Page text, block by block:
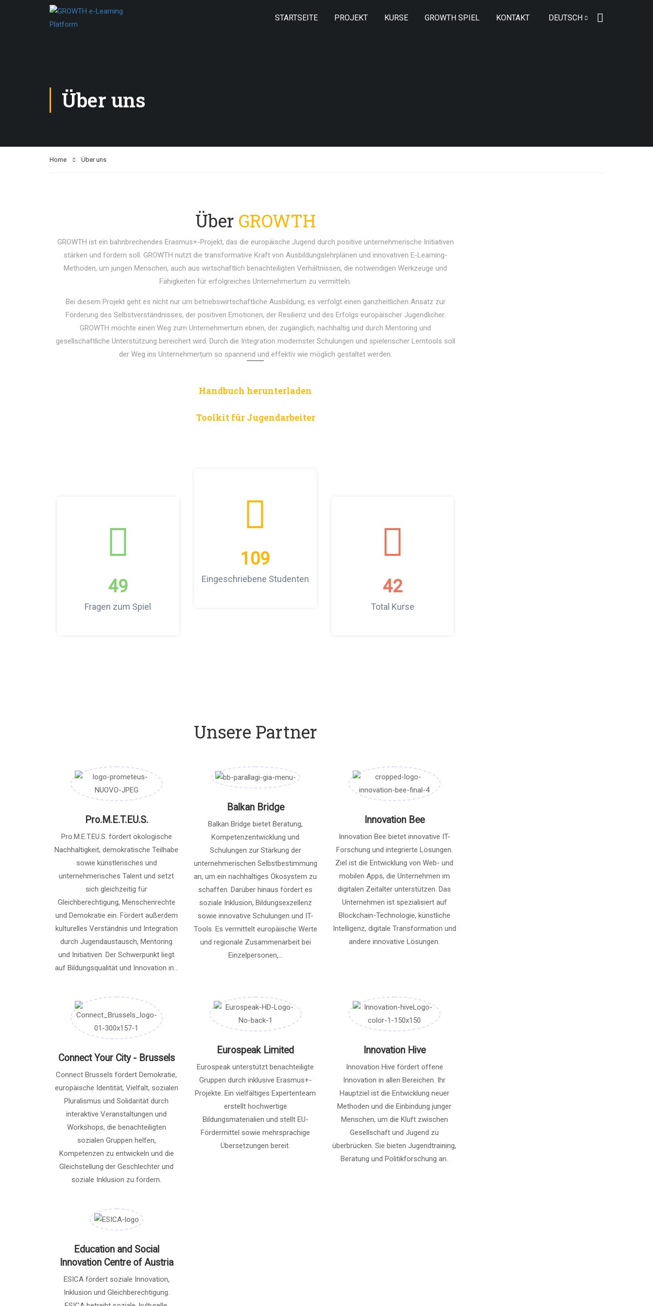
STARTSEITE PROJEKT KURSE GROWTH SPIEL KONTAKT DEUTSCH
Über uns
Home Über uns
Über GROWTH
GROWTH ist ein bahnbrechendes Erasmus+-Projekt, das die europäische Jugend durch positive unternehmerische Initiativen
stärken und fördern soll. GROWTH nutzt die transformative Kraft von Ausbildungslehrplänen und innovativen E-Learning-
Methoden, um jungen Menschen, auch aus wirtschaftlich benachteiligten Verhältnissen, die notwendigen Werkzeuge und
Fähigkeiten für erfolgreiches Unternehmertum zu vermitteln.
Bei diesem Projekt geht es nicht nur um betriebswirtschaftliche Ausbildung; es verfolgt einen ganzheitlichen Ansatz zur
Förderung des Selbstverständnisses, der positiven Emotionen, der Resilienz und des Erfolgs europäischer Jugendlicher.
GROWTH möchte einen Weg zum Unternehmertum ebnen, der zugänglich, nachhaltig und durch Mentoring und
gesellschaftliche Unterstützung bereichert wird. Durch die Integration modernster Schulungen und spielerischer Lerntools soll
der Weg ins Unternehmertum so spannend und effektiv wie möglich gestaltet werden.
Handbuch herunterladen
Toolkit für Jugendarbeiter
49
Fragen zum Spiel
109
Eingeschriebene Studenten 42
Total Kurse
Unsere Partner
Pro.M.E.T.EU.S.
Pro.M.E.T.EU.S. fördert ökologische
Nachhaltigkeit, demokratische Teilhabe
sowie künstlerisches und
unternehmerisches Talent und setzt
sich gleichzeitig für
Gleichberechtigung, Menschenrechte
und Demokratie ein. Fördert außerdem
kulturelles Verständnis und Integration
durch Jugendaustausch, Mentoring
und Initiativen. Der Schwerpunkt liegt
auf Bildungsqualität und Innovation in...
Balkan Bridge
Balkan Bridge bietet Beratung,
Kompetenzentwicklung und
Schulungen zur Stärkung der
unternehmerischen Selbstbestimmung
an, um ein nachhaltiges Ökosystem zu
schaffen. Darüber hinaus fördert es
soziale Inklusion, Bildungsexzellenz
sowie innovative Schulungen und IT-
Tools. Es vermittelt europäische Werte
und regionale Zusammenarbeit bei
Einzelpersonen,...
Innovation Bee
Innovation Bee bietet innovative IT-
Forschung und integrierte Lösungen.
Ziel ist die Entwicklung von Web- und
mobilen Apps, die Unternehmen im
digitalen Zeitalter unterstützen. Das
Unternehmen ist spezialisiert auf
Blockchain-Technologie, künstliche
Intelligenz, digitale Transformation und
andere innovative Lösungen.
Connect Your City - Brussels
Connect Brussels fördert Demokratie,
europäische Identität, Vielfalt, sozialen
Pluralismus und Solidarität durch
interaktive Veranstaltungen und
Workshops, die benachteiligten
sozialen Gruppen helfen,
Kompetenzen zu entwickeln und die
Gleichstellung der Geschlechter und
soziale Inklusion zu fördern.
Eurospeak Limited
Eurospeak unterstützt benachteiligte
Gruppen durch inklusive Erasmus+-
Projekte. Ein vielfältiges Expertenteam
erstellt hochwertige
Bildungsmaterialien und stellt EU-
Fördermittel sowie mehrsprachige
Übersetzungen bereit.
Innovation Hive
Innovation Hive fördert offene
Innovation in allen Bereichen. Ihr
Hauptziel ist die Entwicklung neuer
Methoden und die Einbindung junger
Menschen, um die Kluft zwischen
Gesellschaft und Jugend zu
überbrücken. Sie bieten Jugendtraining,
Beratung und Politikforschung an.
Education and Social
Innovation Centre of Austria
ESICA fördert soziale Innovation,
Inklusion und Gleichberechtigung.